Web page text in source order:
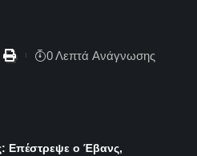
0 Λεπτά Aνάγνωσης
Επέστρεψε ο Έβανς,